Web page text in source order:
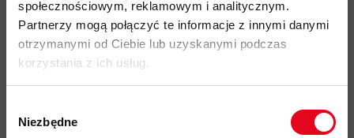
społecznościowym, reklamowym i analitycznym.
Partnerzy mogą połączyć te informacje z innymi danymi
otrzymanymi od Ciebie lub uzyskanymi podczas
korzystania z ich usług.
zgody
Niezbędne
wysokość - 47 cm
waga - 75 g
rozmiar M:
wysokość - 52,5 cm